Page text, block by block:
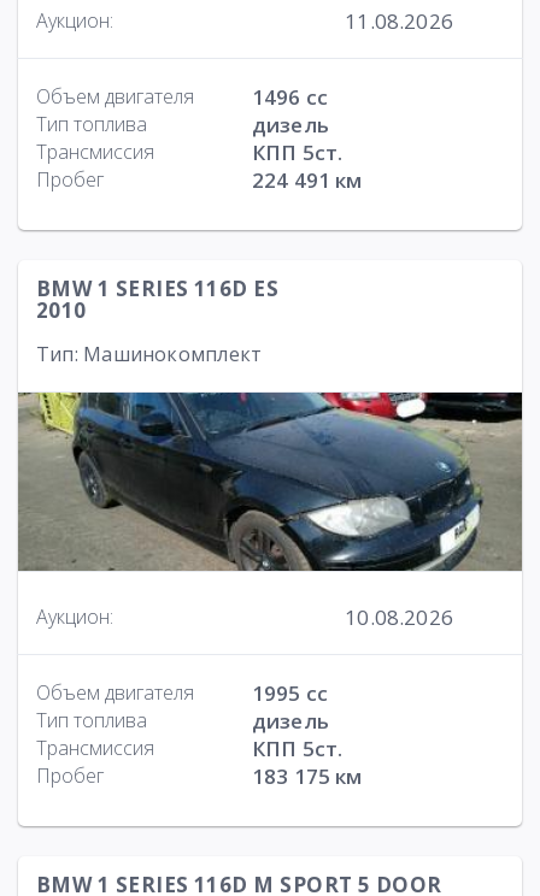
Аукцион: 11.08.2026
Объем двигателя 1496 cc
Тип топлива дизель
Трансмиссия КПП 5ст.
Пробег 224 491 км
BMW 1 SERIES 116D ES
2010
Тип: Машинокомплект
Аукцион: 10.08.2026
Объем двигателя 1995 cc
Тип топлива дизель
Трансмиссия КПП 5ст.
Пробег 183 175 км
BMW 1 SERIES 116D M SPORT 5 DOOR